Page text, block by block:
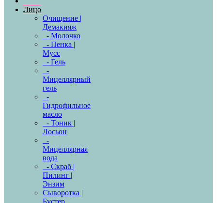
Лицо
Очищение |
Демакияж
- Молочко
- Пенка |
Мусс
- Гель
-
Мицеллярный
гель
-
Гидрофильное
масло
- Тоник |
Лосьон
-
Мицеллярная
вода
- Скраб |
Пилинг |
Энзим
Сыворотка |
Бустер